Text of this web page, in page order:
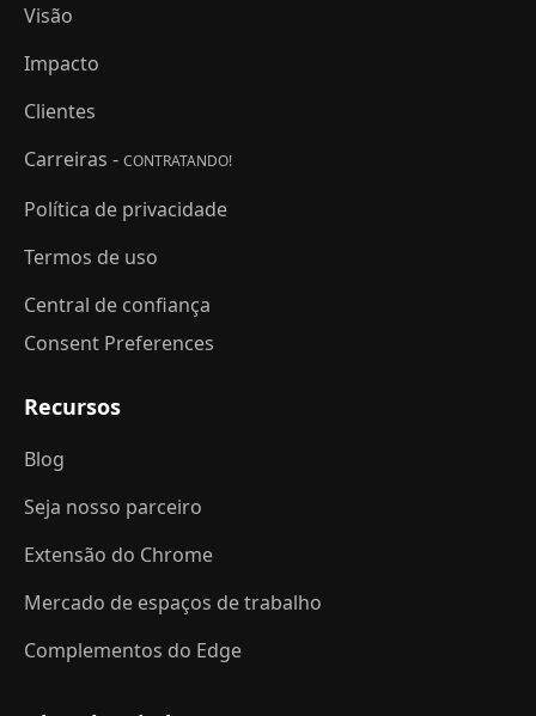
Visão
Impacto
Clientes
Carreiras - CONTRATANDO!
Política de privacidade
Termos de uso
Central de confiança
Consent Preferences
Recursos
Blog
Seja nosso parceiro
Extensão do Chrome
Mercado de espaços de trabalho
Complementos do Edge